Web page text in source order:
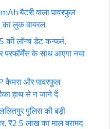
बैटरी वाला पावरफुल
लुक वायरल
लॉन्च डेट कन्फर्म,
के साथ आएगा नया
और पावरफुल
हाथ से न जाने दें
पुलिस की बड़ी
₹2.5 लाख का माल बरामद